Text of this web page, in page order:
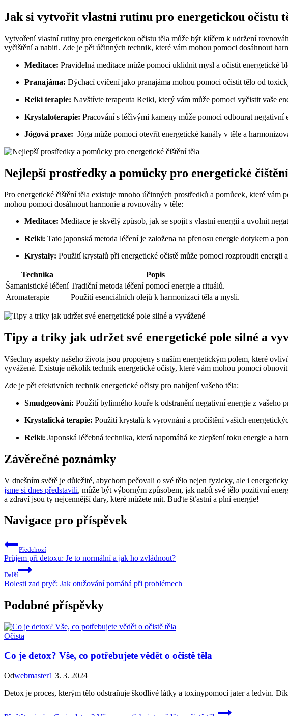
Jak si vytvořit vlastní rutinu⁢ pro energetickou očistu
Vytvoření vlastní ‌rutiny pro energetickou očistu těla může být klíčem k udržení
vyčištění a nabiti. Zde je pět účinných technik, které ​vám mohou pomoci dosáhnout
Meditace: Pravidelná​ meditace může pomoci uklidnit mysl a očistit energetické
Pranajáma: Dýchací cvičení jako pranajáma mohou pomoci očistit tělo od⁢
Reiki‌ terapie: Navštívte terapeuta⁣ Reiki, který vám může pomoci vyčistit vaše
Krystaloterapie: Pracování s ⁢léčivými kameny může pomoci odbourat negativní
Jógová⁤ praxe:
Jóga‌ může pomoci otevřít energetické kanály v těle a
Nejlepší prostředky a pomůcky pro energetické‌
Pro energetické čištění ‍těla existuje⁤ mnoho účinných prostředků a pomůcek, které
mohou pomoci dosáhnout harmonie a rovnováhy v těle:
Meditace: Meditace je skvělý způsob, jak ‍se spojit s vlastní energií a uvolnit
Reiki: Tato japonská ⁣metoda léčení ⁣je založena na přenosu energie dotykem⁤ a
Krystaly: Použití krystalů při energetické očistě může pomoci rozproudit energii
Technika
Popis
Šamanistické ⁤léčení Tradiční metoda léčení pomocí energie a rituálů.
Aromaterapie
Použití esenciálních olejů k harmonizaci těla a mysli.
Tipy a⁤ triky jak udržet své energetické pole silné a
Všechny aspekty našeho​ života jsou propojeny s naším energetickým polem, které
vyvážené. Existuje několik technik energetické očisty, ‌které vám mohou pomoci
Zde je pět efektivních technik energetické očisty pro nabíjení vašeho ⁢těla:
Smudgeování: Použití bylinného kouře k odstranění⁤ negativní energie z vašeho
Krystalická terapie: Použití ⁤krystalů k vyrovnání a pročištění vašich
Reiki: Japonská léčebná technika, která napomáhá ‍ke⁢ zlepšení toku ​energie ​a
Závěrečné poznámky
V dnešním světě je důležité, abychom⁤ pečovali o své tělo nejen fyzicky, ale⁣ i
jsme si dnes představili, ‍může⁢ být výborným způsobem, jak nabít své ​tělo​ pozitivní
a zdraví jsou⁣ ty nejcennější⁤ dary,‌ které můžete mít. Buďte šťastní a plní energie!
Navigace pro příspěvek
Předchozí
Průjem při detoxu: Je to normální a jak ho zvládnout?
Další
Bolesti zad pryč: Jak otužování pomáhá při problémech
Podobné příspěvky
Očista
Co je detox? Vše, co potřebujete vědět o očistě těla
Odwebmaster1 3. 3. 2024
Detox je proces, kterým tělo odstraňuje škodlivé látky a toxinypomocí jater a ledvin.